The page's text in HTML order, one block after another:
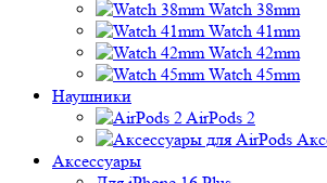
Watch 38mm
Watch 41mm
Watch 42mm
Watch 45mm
Наушники
AirPods 2
Аксессуары